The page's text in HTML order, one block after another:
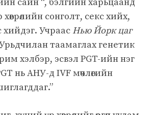
сонголт, секс хийх,
хийдэг. Учраас Нью Йорк цаг
таамаглах генетик
хэлбэр, эсвэл PGT-ийн нэг
нь АНУ-д IVF мөчлөгийн